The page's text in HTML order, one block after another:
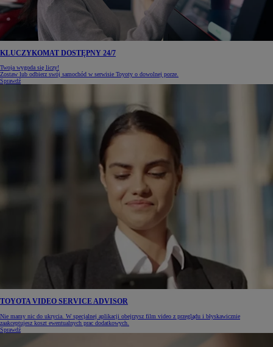
KLUCZYKOMAT DOSTĘPNY 24/7
Twoja wygoda się liczy!
Zostaw lub odbierz swój samochód w serwisie Toyoty o dowolnej porze.
Sprawdź
TOYOTA VIDEO SERVICE ADVISOR
Nie mamy nic do ukrycia. W specjalnej aplikacji obejrzysz film video z przeglądu i błyskawicznie
zaakceptujesz koszt ewentualnych prac dodatkowych.
Sprawdź